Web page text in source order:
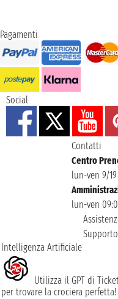
Pagamenti
Social
Contatti
Centro
lun-ven 9/
lun-ven
Intelligenza Artificiale
Utilizza il GPT di
per trovare la crociera perfetta!